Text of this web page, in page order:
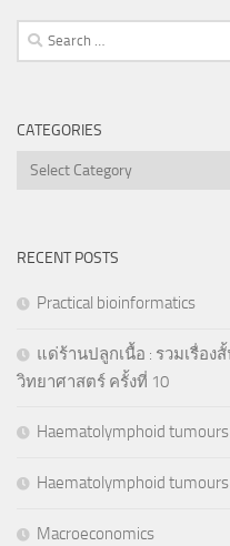
Search
for:
CATEGORIES
Categories
RECENT POSTS
Practical bioinformatics
แด่ร้านปลูกเนื้อ : รวมเรื่อง
วิทยาศาสตร์ ครั้งที่ 10
Haematolymphoid
Haematolymphoid
Macroeconomics